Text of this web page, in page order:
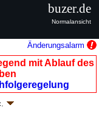
Änderungsalarm
mit Ablauf des
buzer.de
Normalansicht